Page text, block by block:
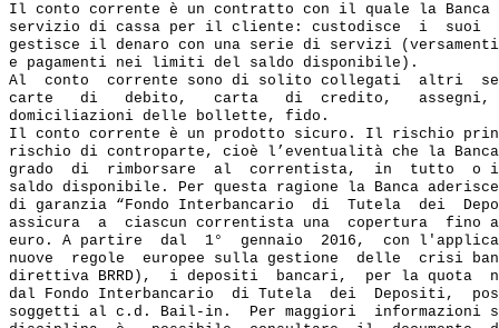
Il conto corrente è un contratto con il quale la
servizio di cassa per il cliente: custodisce  i  suoi
gestisce il denaro con una serie di servizi
e pagamenti nei limiti del saldo disponibile).
Al  conto  corrente sono di solito collegati  altri
carte   di   debito,   carta   di  credito,
domiciliazioni delle bollette, fido.
Il conto corrente è un prodotto sicuro. Il rischio
rischio di controparte, cioè l’eventualità che la
grado  di  rimborsare  al  correntista,  in  tutto  o
saldo disponibile. Per questa ragione la Banca
di garanzia “Fondo Interbancario  di  Tutela  dei
assicura  a  ciascun correntista una  copertura  fino
euro. A partire  dal  1°  gennaio  2016,  con
nuove  regole  europee sulla gestione  delle  crisi
direttiva BRRD),  i depositi  bancari,  per la quota
dal Fondo Interbancario  di Tutela  dei  Depositi,
soggetti al c.d. Bail-in.  Per maggiori  informazioni